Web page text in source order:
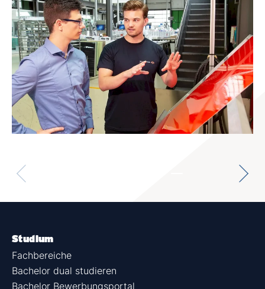
Studium
Fachbereiche
Bachelor dual studieren
Bachelor Bewerbungsportal